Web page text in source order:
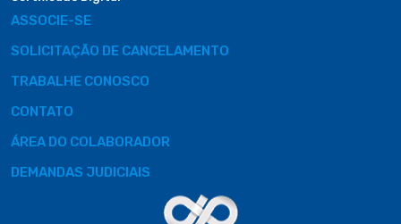
ASSOCIE-SE
SOLICITAÇÃO DE CANCELAMENTO
TRABALHE CONOSCO
CONTATO
ÁREA DO COLABORADOR
DEMANDAS JUDICIAIS